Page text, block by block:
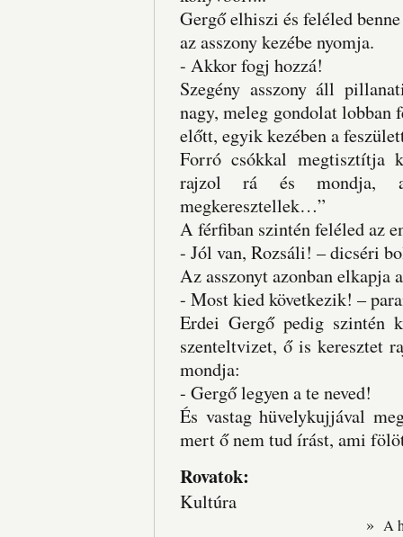
Gergő elhiszi és feléled
az asszony kezébe nyomja.
- Akkor fogj hozzá!
Szegény asszony áll
nagy, meleg gondolat lobban
előtt, egyik kezében a
Forró csókkal megtisztítja
rajzol rá és mondja,
megkeresztellek…”
A férfiban szintén feléled az
- Jól van, Rozsáli! – dicséri
Az asszonyt azonban elkapja
- Most kied következik! –
Erdei Gergő pedig szintén
szenteltvizet, ő is keresztet
mondja:
- Gergő legyen a te neved!
És vastag hüvelykujjával
mert ő nem tud írást, ami
Rovatok:
Kultúra
» A